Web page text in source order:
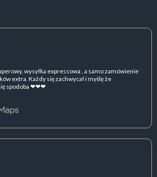
wysyłka expressowa , a samo zamówienie
extra. Każdy się zachwycał i myślę że
spodoba ❤❤❤